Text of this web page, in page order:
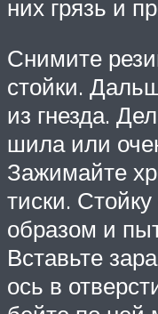
них грязь и
Снимите
стойки.
из гнезда.
шила или
Зажимайте
тиски.
образом и
Вставьте
ось в